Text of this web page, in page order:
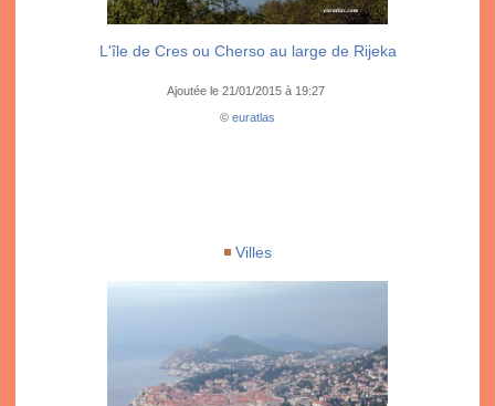
L'île de Cres ou Cherso au large de Rijeka
Ajoutée le 21/01/2015 à 19:27
© euratlas
Villes